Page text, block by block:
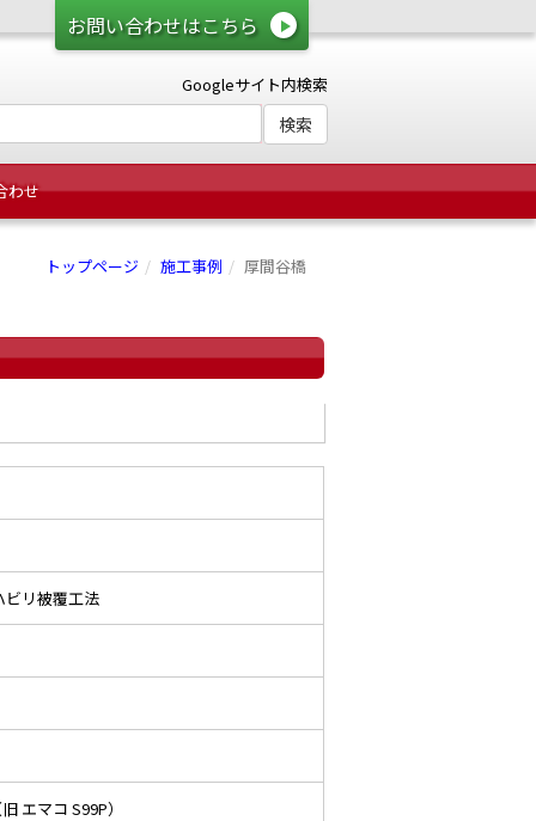
お問い合わせはこちら
Googleサイト内検索
わせ
トップページ 施工事例 厚間谷橋
ビリ被覆工法
エマコ S99P）